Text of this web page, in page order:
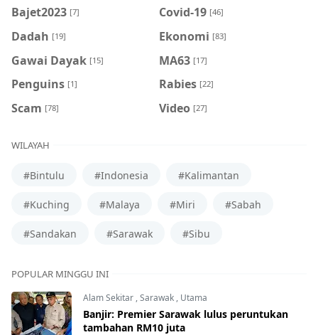
Bajet2023 [7] Covid-19 [46]
Dadah [19] Ekonomi [83]
Gawai Dayak [15] MA63 [17]
Penguins [1] Rabies [22]
Scam [78] Video [27]
WILAYAH
#Bintulu #Indonesia #Kalimantan
#Kuching #Malaya #Miri #Sabah
#Sandakan #Sarawak #Sibu
POPULAR MINGGU INI
Alam Sekitar ,Sarawak , Utama
Banjir: Premier Sarawak lulus peruntukan
tambahan RM10 juta